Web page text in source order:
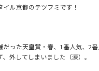
ル京都のテツフミです！
だった天皇賞・春、1番人気、2
外してしまいました（涙）。